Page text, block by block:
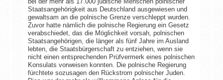
Staatsangehörigkeit aus Deutschland ausgewiesen und
gewaltsam an die polnische Grenze verschleppt wurden.
Zuvor hatte nämlich die polnische Regierung ein Gesetz
verabschiedet, das die Möglichkeit vorsah, polnischen
Staatsangehörigen, die länger als fünf Jahre im Ausland
lebten, die Staatsbürgerschaft zu entziehen, wenn sie
nicht einen entsprechenden Prüfvermerk eines polnischen
Konsulats vorweisen konnten. Die polnische Regierung
fürchtete sozusagen den Rückstrom polnischer Juden.